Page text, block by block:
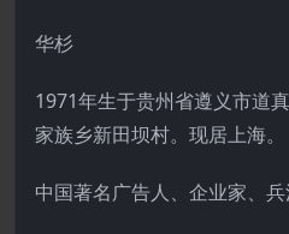
华杉
1971年生于贵州省遵义市道
家族乡新田坝村。现居上海。
中国著名广告人、企业家、兵